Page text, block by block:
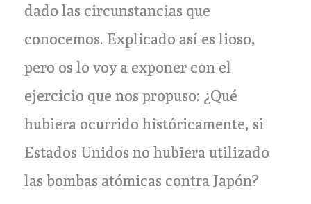
dado las circunstancias que
conocemos. Explicado así es lioso,
pero os lo voy a exponer con el
ejercicio que nos propuso: ¿Qué
hubiera ocurrido históricamente, si
Estados Unidos no hubiera utilizado
las bombas atómicas contra Japón?